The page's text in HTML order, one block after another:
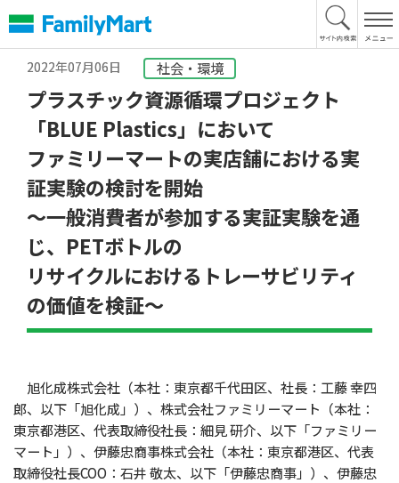
文
へ
2022年07月06日
社会・環境
プラスチック資源循環プロジェクト
「BLUE Plastics」において
ファミリーマートの実店舗における実
証実験の検討を開始
〜一般消費者が参加する実証実験を通
じ、PETボトルの
リサイクルにおけるトレーサビリティ
の価値を検証〜
旭化成株式会社（本社：東京都千代田区、社長：工藤 幸四
郎、以下「旭化成」）、株式会社ファミリーマート（本社：
東京都港区、代表取締役社長：細見 研介、以下「ファミリー
マート」）、伊藤忠商事株式会社（本社：東京都港区、代表
取締役社長COO：石井 敬太、以下「伊藤忠商事」）、伊藤忠